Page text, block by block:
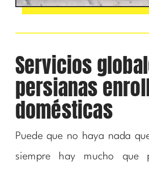
Servicios
persianas
domésticas
Puede que no haya nada
siempre hay mucho que